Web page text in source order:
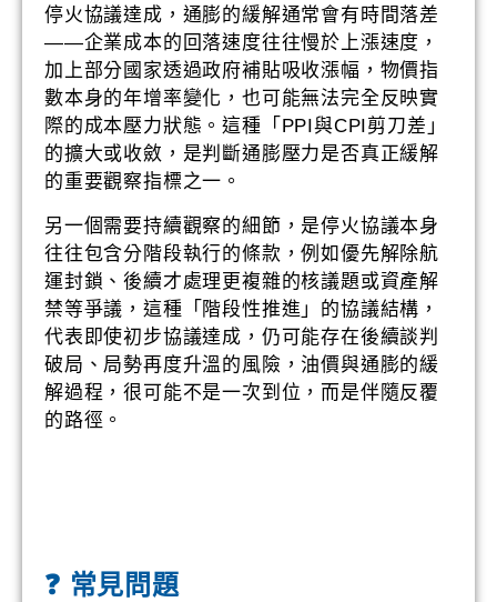
停火協議達成，通膨的緩解通常會有時間落差
——企業成本的回落速度往往慢於上漲速度，
加上部分國家透過政府補貼吸收漲幅，物價指
數本身的年增率變化，也可能無法完全反映實
際的成本壓力狀態。這種「PPI與CPI剪刀差」
的擴大或收斂，是判斷通膨壓力是否真正緩解
的重要觀察指標之一。
另一個需要持續觀察的細節，是停火協議本身
往往包含分階段執行的條款，例如優先解除航
運封鎖、後續才處理更複雜的核議題或資產解
禁等爭議，這種「階段性推進」的協議結構，
代表即使初步協議達成，仍可能存在後續談判
破局、局勢再度升溫的風險，油價與通膨的緩
解過程，很可能不是一次到位，而是伴隨反覆
的路徑。
❓ 常見問題